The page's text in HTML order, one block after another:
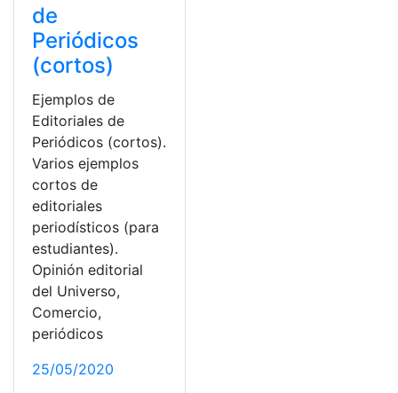
de
Periódicos
(cortos)
Ejemplos de
Editoriales de
Periódicos (cortos).
Varios ejemplos
cortos de
editoriales
periodísticos (para
estudiantes).
Opinión editorial
del Universo,
Comercio,
periódicos
25/05/2020